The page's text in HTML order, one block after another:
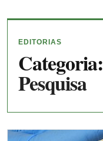
EDITORIAS
Categoria:
Pesquisa